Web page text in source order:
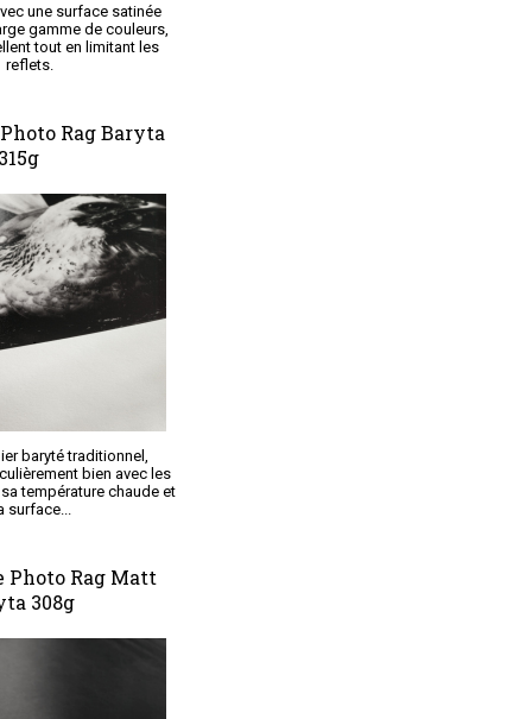
une surface satinée
gamme de couleurs,
tout en limitant les
reflets.
Rag Baryta
baryté traditionnel,
bien avec les
température chaude et
surface...
Rag Matt
308g